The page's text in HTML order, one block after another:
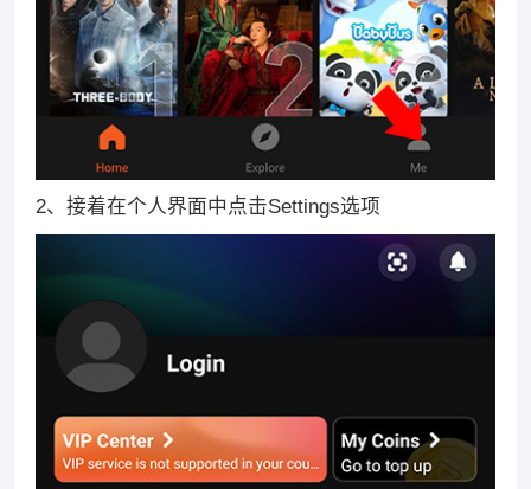
2、接着在个人界面中点击Settings选项